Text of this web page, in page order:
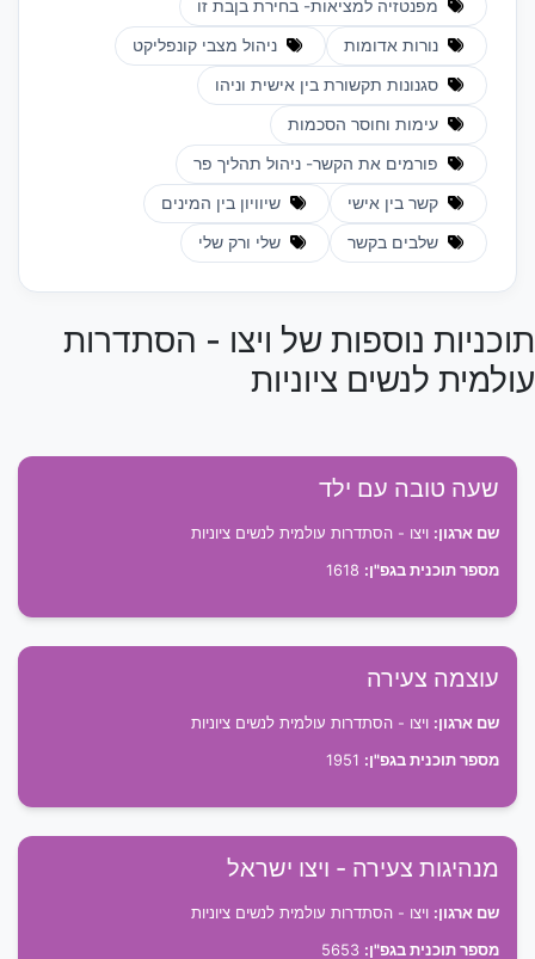
מפנטזיה למציאות- בחירת בןבת זו
נורות אדומות ניהול מצבי קונפליקט
סגנונות תקשורת בין אישית וניהו
עימות וחוסר הסכמות
פורמים את הקשר- ניהול תהליך פר
קשר בין אישי שיוויון בין המינים
שלבים בקשר שלי ורק שלי
תוכניות נוספות של ויצו - הסתדרות
עולמית לנשים ציוניות
שעה טובה עם ילד
שם ארגון: ויצו - הסתדרות עולמית לנשים ציוניות
מספר תוכנית בגפ"ן:
עוצמה צעירה
שם ארגון: ויצו - הסתדרות עולמית לנשים ציוניות
מספר תוכנית בגפ"ן:
מנהיגות צעירה - ויצו ישראל
שם ארגון: ויצו - הסתדרות עולמית לנשים ציוניות
מספר תוכנית בגפ"ן: